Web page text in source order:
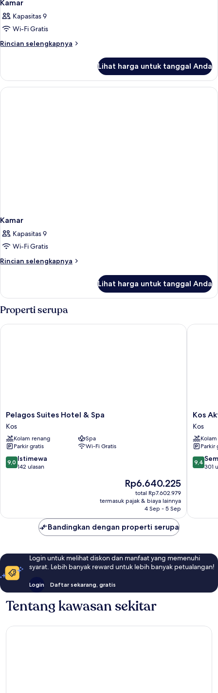
Kamar
Kapasitas 9
Wi-Fi Gratis
Rincian selengkapnya
Rincian
Kamar
Lihat harga untuk tanggal Anda
Kamar
Kapasitas 9
Wi-Fi Gratis
Rincian selengkapnya
Rincian
Kamar
Lihat harga untuk tanggal Anda
Properti serupa
Pelagos
Suites
Hotel
&
Spa
Kos
Pelagos Suites Hotel & Spa
Kos
Kolam renang
Spa
Parkir gratis
Wi-Fi Gratis
9.0
dari
9,0 Istimewa
142 ulasan
Harga
sekarang
Rp6.640.225
Rp6.640.225
total Rp7.602.979
termasuk pajak & biaya lainnya
4 Sep - 5 Sep
Pelagos Suites Hotel & Spa
Kos
Aktis
Art
Hotel
Kos
Kos
Kos
Parkir
9.4
dari
9,4
301
Kos
Bandingkan dengan properti serupa
Login untuk melihat diskon dan manfaat yang memenuhi
syarat. Lebih banyak reward untuk lebih banyak petualangan!
Login Daftar sekarang, gratis
Tentang kawasan sekitar